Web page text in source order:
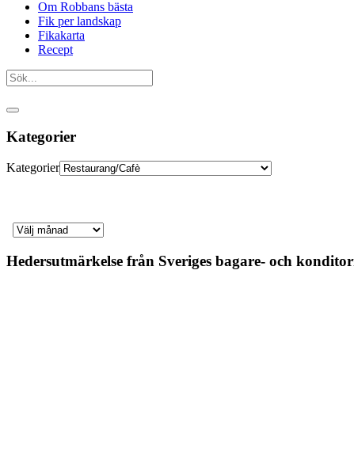
Om Robbans bästa
Fik per landskap
Fikakarta
Recept
Kategorier
Kategorier
Hedersutmärkelse från Sveriges bagare- och